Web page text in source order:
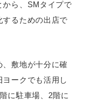
から、SMタイプで
するための出店で
敷地が十分に確
ークでも活用し
に駐車場、2階に